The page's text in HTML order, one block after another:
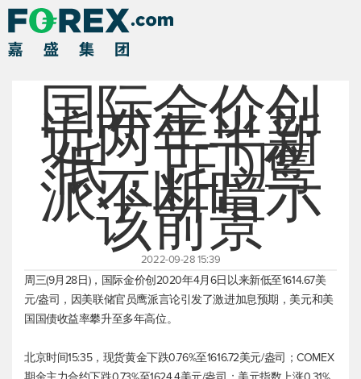
国际金价创
近两年半新
低，FED鹰
派不断暗示
该前景
2022-09-28 15:39
周三(9月28日)，国际金价创2020年4月6日以来新低至1614.67美
元/盎司，因美联储官员鹰派言论引发了激进加息预期，美元和美
国国债收益率攀升至多年高位。
北京时间15:35， 现货黄金下跌0.76%至1616.72美元/盎司；COMEX